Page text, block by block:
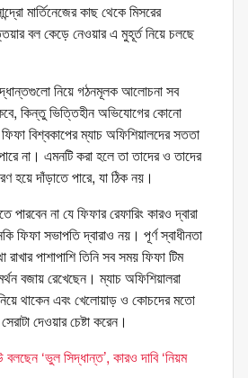
মার্তিনেজের কাছ থেকে মিসরের
বল কেড়ে নেওয়ার এ মুহূর্ত নিয়ে চলছে
নিয়ে গঠনমূলক আলোচনা সব
কিন্তু ভিত্তিহীন অভিযোগের কোনো
বিশ্বকাপের ম্যাচ অফিশিয়ালদের সততা
না। এমনটি করা হলে তা তাদের ও তাদের
হয়ে দাঁড়াতে পারে, যা ঠিক নয়।
না যে ফিফার রেফারিং কারও দ্বারা
ফিফা সভাপতি দ্বারাও নয়। পূর্ণ স্বাধীনতা
পাশাপাশি তিনি সব সময় ফিফা টিম
বজায় রেখেছেন। ম্যাচ অফিশিয়ালরা
থাকেন এবং খেলোয়াড় ও কোচদের মতো
দেওয়ার চেষ্টা করেন।
‘ভুল সিদ্ধান্ত’, কারও দাবি ‘নিয়ম